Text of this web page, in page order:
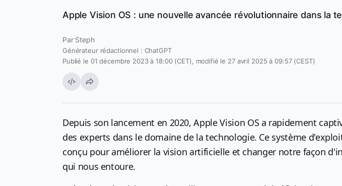
Apple Vision OS : une nouvelle avancée révolutionnaire dans la
Par Steph
Générateur rédactionnel : ChatGPT
Publié le 01 décembre 2023 à 18:00 (CET), modifié le 27 avril 2025 à 09:57 (CEST)
Depuis son lancement en 2020, Apple Vision OS a rapidement
des experts dans le domaine de la technologie. Ce système
conçu pour améliorer la vision artificielle et changer notre façon
qui nous entoure.